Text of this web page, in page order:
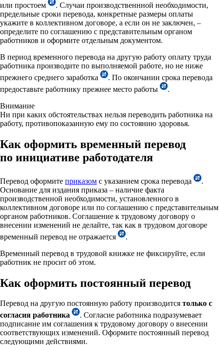
или простоем
. Случаи производственнной необходимости,
предельные сроки перевода, конкретные размеры оплаты
укажите в коллективном договоре, а если он не заключен, –
определите по соглашению с представительным органом
работников и оформите отдельным документом.
В период временного перевода на другую работу оплату труда
работника производите по выполняемой работе, но не ниже
прежнего среднего заработка
. По окончании срока перевода
предоставьте работнику прежнее место работы
.
Внимание
Ни при каких обстоятельствах нельзя переводить работника на
работу, противопоказанную ему по состоянию здоровья.
Как оформить временный перевод
по инициативе работодателя
Перевод оформите приказом с указанием срока перевода
.
Основание для издания приказа – наличие факта
производственной необходимости, установленного в
коллективном договоре или по соглашению с представительным
органом работников. Соглашение к трудовому договору о
внесении изменений не делайте, так как в трудовом договоре
временный перевод не отражается
.
Временный перевод в трудовой книжке не фиксируйте, если
работник не просит об этом.
Как оформить постоянный перевод
Перевод на другую постоянную работу производится только с
согласия работника
. Согласие работника подразумевает
подписание им соглашения к трудовому договору о внесении
соответствующих изменений. Оформите постоянный перевод
следующими действиями.